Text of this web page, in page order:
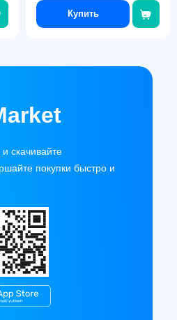
Купить
скачивайте
покупки быстро и